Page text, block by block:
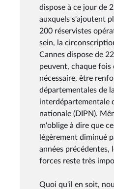
dispose à ce jour de
auxquels s'ajoutent
200 réservistes
sein, la
Cannes dispose de
peuvent, chaque fois
nécessaire, être
départementales de
interdépartementale
nationale (DIPN).
m'oblige à dire que
légèrement diminué
années précédentes,
forces reste très
Quoi qu'il en soit,